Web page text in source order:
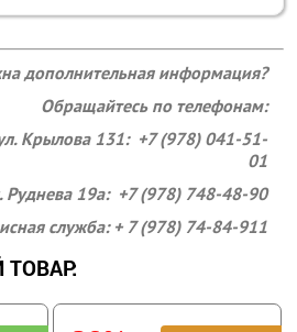
дополнительная информация?
Обращайтесь по телефонам:
Крылова 131: +7 (978) 041-51-
01
Руднева 19а: +7 (978) 748-48-90
служба: + 7 (978) 74-84-911